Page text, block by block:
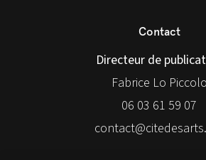
Contact
Directeur de
Fabrice Lo Piccolo
06 03 61 59 07